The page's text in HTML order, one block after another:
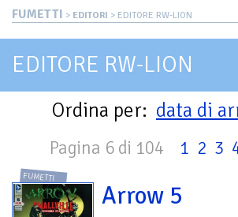
FUMETTI > EDITORI > EDITORE RW-LION
EDITORE RW-LION
Ordina per: data di
Pagina 6 di 104 1 2 3
FUMETTI
Arrow 5